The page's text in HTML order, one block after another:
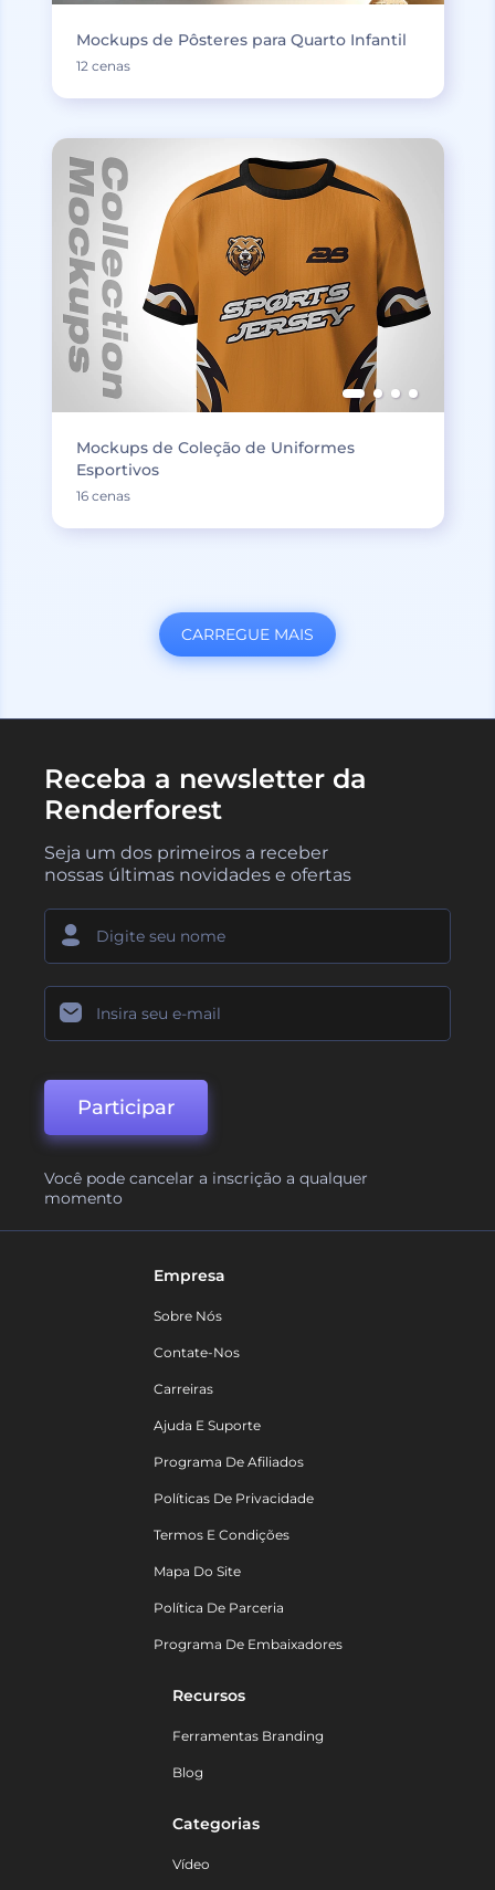
Mockups de Pôsteres para Quarto Infantil
12 cenas
Mockups de Coleção de Uniformes
Esportivos
16 cenas
CARREGUE MAIS
Receba a newsletter da
Renderforest
Seja um dos primeiros a receber
nossas últimas novidades e ofertas
Participar
Você pode cancelar a inscrição a qualquer
momento
Empresa
Sobre Nós
Contate-Nos
Carreiras
Ajuda E Suporte
Programa De Afiliados
Políticas De Privacidade
Termos E Condições
Mapa Do Site
Política De Parceria
Programa De Embaixadores
Recursos
Ferramentas Branding
Blog
Categorias
Vídeo